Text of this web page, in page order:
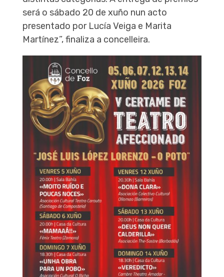
será o sábado 20 de xuño nun acto
presentado por Lucía Veiga e Marita
Martínez”, finaliza a concelleira.